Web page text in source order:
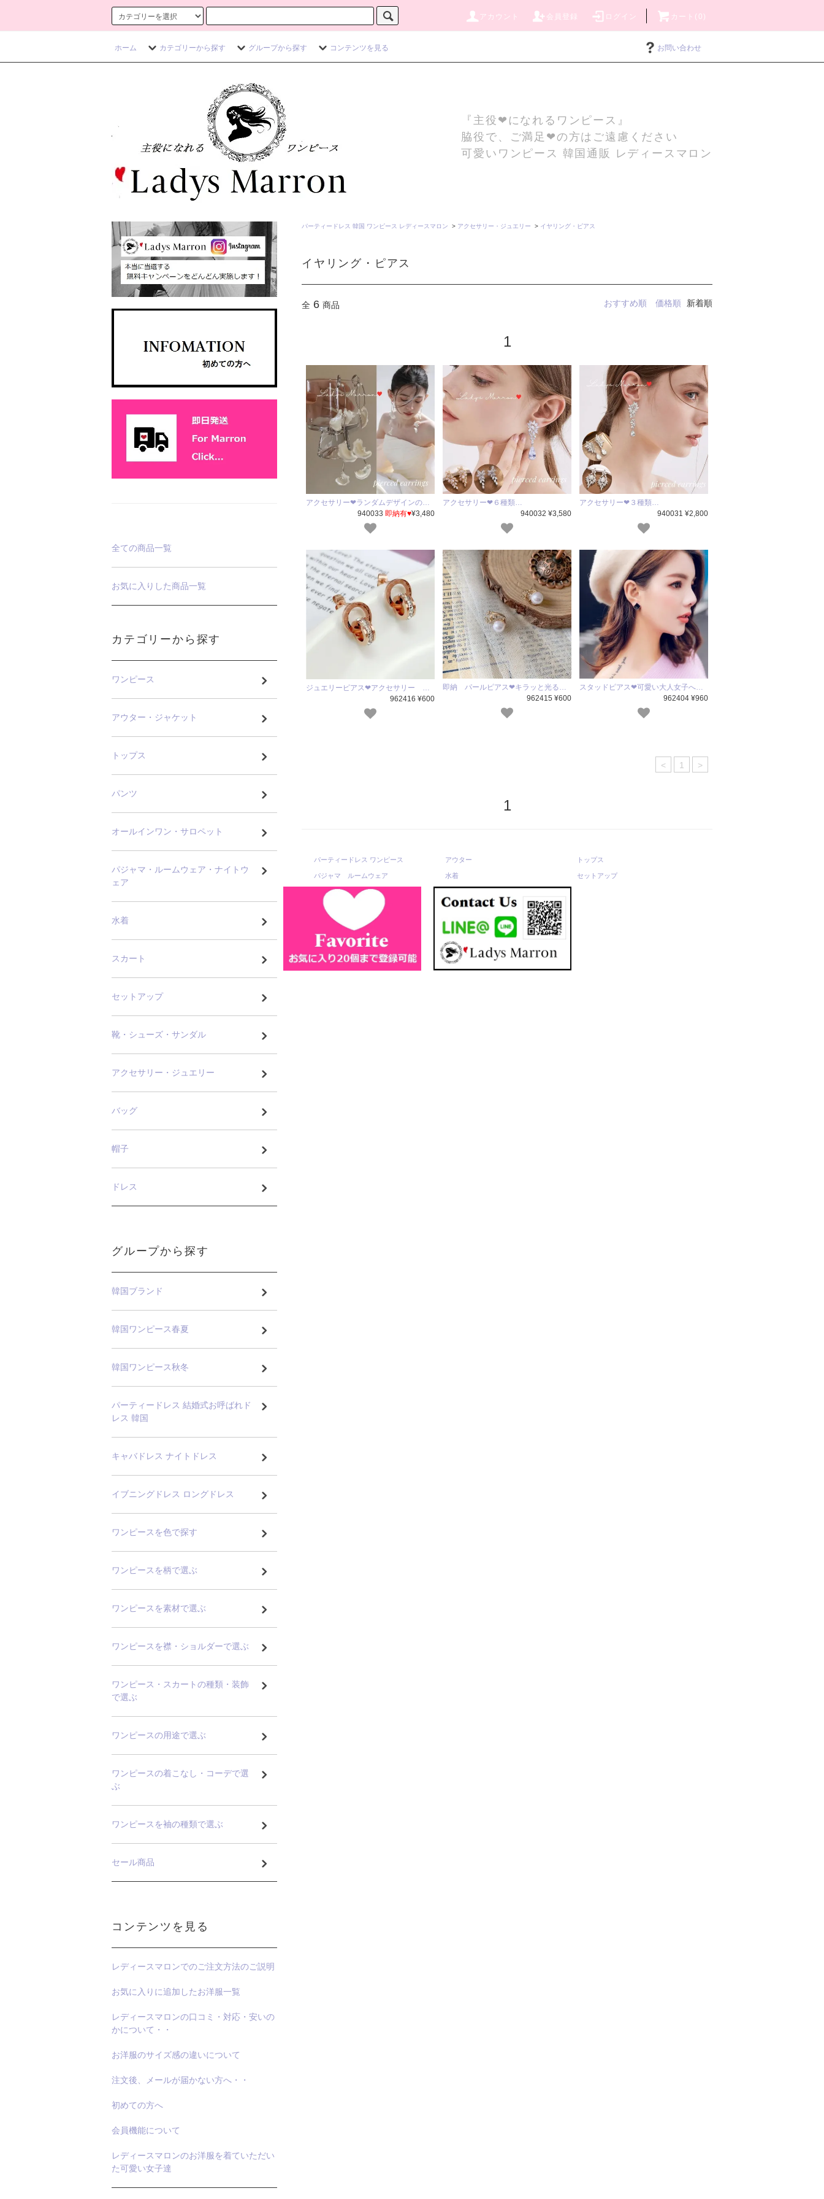
アカウント 会員登録 ログイン カート(0)
ホーム カテゴリーから探す グループから探す コンテンツを見る お問い合わせ
『主役❤になれるワンピース』
脇役で、ご満足❤の方はご遠慮ください
可愛いワンピース 韓国通販 レディースマロン
パーティードレス 韓国 ワンピース レディースマロン > アクセサリー・ジュエリー > イヤリング・ピアス
イヤリング・ピアス
全 6 商品 おすすめ順 価格順 新着順
1
アクセサリー❤ランダムデザインの…
940033 即納有♥¥3,480
アクセサリー❤６種類…
940032 ¥3,580
アクセサリー❤３種類…
940031 ¥2,800
ジュエリーピアス❤アクセサリー …
962416 ¥600
即納 パールピアス❤キラッと光る…
962415 ¥600
スタッドピアス❤可愛い大人女子へ…
962404 ¥960
< 1 >
1
パーティードレス ワンピース アウター トップス
パジャマ ルームウェア 水着 セットアップ
全ての商品一覧
お気に入りした商品一覧
カテゴリーから探す
ワンピース
アウター・ジャケット
トップス
パンツ
オールインワン・サロペット
パジャマ・ルームウェア・ナイトウ
ェア
水着
スカート
セットアップ
靴・シューズ・サンダル
アクセサリー・ジュエリー
バッグ
帽子
ドレス
グループから探す
韓国ブランド
韓国ワンピース春夏
韓国ワンピース秋冬
パーティードレス 結婚式お呼ばれド
レス 韓国
キャバドレス ナイトドレス
イブニングドレス ロングドレス
ワンピースを色で探す
ワンピースを柄で選ぶ
ワンピースを素材で選ぶ
ワンピースを襟・ショルダーで選ぶ
ワンピース・スカートの種類・装飾
で選ぶ
ワンピースの用途で選ぶ
ワンピースの着こなし・コーデで選
ぶ
ワンピースを袖の種類で選ぶ
セール商品
コンテンツを見る
レディースマロンでのご注文方法のご説明
お気に入りに追加したお洋服一覧
レディースマロンの口コミ・対応・安いの
かについて・・
お洋服のサイズ感の違いについて
注文後、メールが届かない方へ・・
初めての方へ
会員機能について
レディースマロンのお洋服を着ていただい
た可愛い女子達